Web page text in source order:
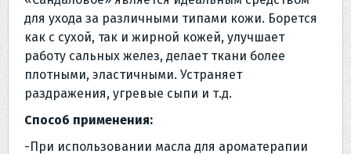
для ухода за различными типами кожи. Борется
как с сухой, так и жирной кожей, улучшает
работу сальных желез, делает ткани более
плотными, эластичными. Устраняет
раздражения, угревые сыпи и т.д.
Способ применения:
-При использовании масла для ароматерапии